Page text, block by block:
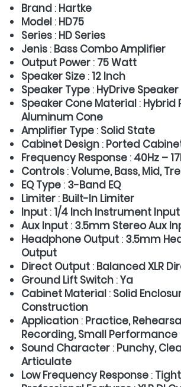
Brand : Hartke
Model : HD75
Series : HD Series
Jenis : Bass Combo Amplifier
Output Power : 75 Watt
Speaker Size : 12 Inch
Speaker Type : HyDrive Speaker
Speaker Cone Material : Hybrid
Aluminum Cone
Amplifier Type : Solid State
Cabinet Design : Ported
Frequency Response : 40Hz –
Controls : Volume, Bass, Mid,
EQ Type : 3-Band EQ
Limiter : Built-In Limiter
Input : 1/4 Inch Instrument Input
Aux Input : 3.5mm Stereo Aux
Headphone Output : 3.5mm
Output
Direct Output : Balanced XLR
Ground Lift Switch : Ya
Cabinet Material : Solid
Construction
Application : Practice,
Recording, Small Performance
Sound Character : Punchy,
Articulate
Low Frequency Response :